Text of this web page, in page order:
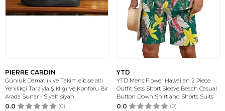
PIERRE CARDIN
Günlük Damatlık ve Takım elbise altı
Yenilikçi Tarzıyla Şıklığı Ve Konforu Bir
Arada Sunar - Siyah siyah
0.0 (0)
YTD
YTD Mens Flower Hawaiian 2 Piece
Outfit Sets Short Sleeve Beach Casual
Button Down Shirt and Shorts Suits
0.0 (0)